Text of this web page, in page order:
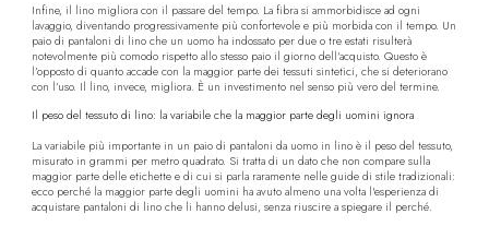
Infine, il lino migliora con il passare del tempo. La fibra si ammorbidisce ad ogni
lavaggio, diventando progressivamente più confortevole e più morbida con il tempo. Un
paio di pantaloni di lino che un uomo ha indossato per due o tre estati risulterà
notevolmente più comodo rispetto allo stesso paio il giorno dell’acquisto. Questo è
l’opposto di quanto accade con la maggior parte dei tessuti sintetici, che si deteriorano
con l’uso. Il lino, invece, migliora. È un investimento nel senso più vero del termine.
Il peso del tessuto di lino: la variabile che la maggior parte degli uomini ignora
La variabile più importante in un paio di pantaloni da uomo in lino è il peso del tessuto,
misurato in grammi per metro quadrato. Si tratta di un dato che non compare sulla
maggior parte delle etichette e di cui si parla raramente nelle guide di stile tradizionali:
ecco perché la maggior parte degli uomini ha avuto almeno una volta l'esperienza di
acquistare pantaloni di lino che li hanno delusi, senza riuscire a spiegare il perché.